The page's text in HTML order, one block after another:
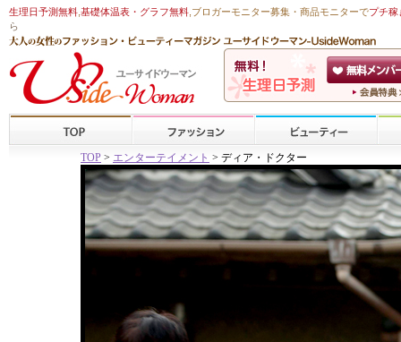
生理日予測無料 基礎体温表・グラフ無料 ,ブロガーモニター募集・商品モニターでプチ稼
ら
TOP > エンターテイメント > ディア・ドクター